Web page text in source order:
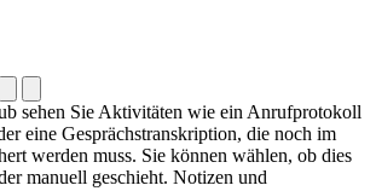
sehen Sie Aktivitäten wie ein Anrufprotokoll
eine Gesprächstranskription, die noch im
werden muss. Sie können wählen, ob dies
manuell geschieht. Notizen und